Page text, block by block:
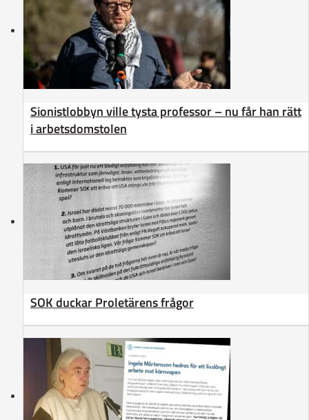
Sionistlobbyn ville tysta professor – nu får han rätt
i arbetsdomstolen
SOK duckar Proletärens frågor